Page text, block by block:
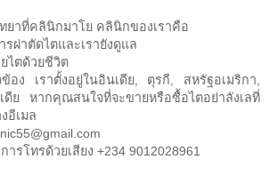
ยาที่คลินิกมาโย คลินิกของเราคือ
ผ่าตัดไตและเรายังดูแล
ไตด้วยชีวิต
ข้อง เราตั้งอยู่ในอินเดีย, ตุรกี, สหรัฐอเมริกา,
ดีย หากคุณสนใจที่จะขายหรือซื้อไตอย่าลังเลที่
อีเมล
ารโทรด้วยเสียง +234 9012028961